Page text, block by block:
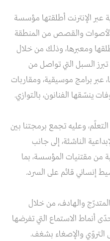
عبر الإنترنت أطلقتها مؤسسة
والقصص من المنطقة
ومعبرها، وذلك من خلال
تبرز السبل التي تواصل من
عبر برامج موسيقية، ومقاربات
ينسّقها الفنانون، بالتوازي.
وعليه تجمع برمجتنا بين
الناشئة، إلى جانب
من مقتنيات المؤسسة، بما
إنساني قائم على السرد.
المتدرّج والهادف، من خلال
أنماط الاستماع التي تفرضها
التروّي والإصغاء بشغف.